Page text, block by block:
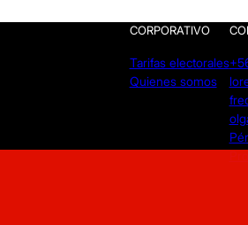
CORPORATIVO
Tarifas electorales
Quienes somos